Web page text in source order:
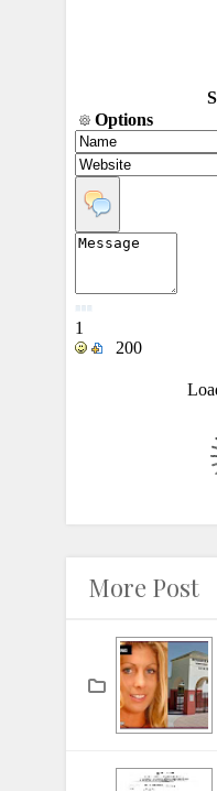
More Post